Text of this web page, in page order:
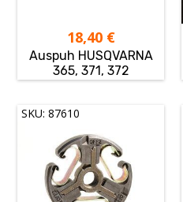
18,40 €
Auspuh HUSQVARNA
365, 371, 372
SKU: 87610